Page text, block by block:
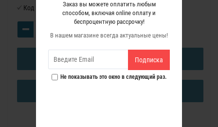
Заказ вы можете оплатить любым
способом, включая online оплату и
беспроцентную рассрочку!
В нашем магазине всегда актуальные цены!
Подписка
Не показывать это окно в следующий раз.
Код товара: 6650088